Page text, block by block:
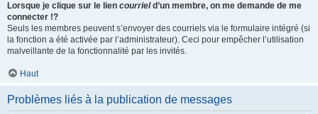
Lorsque je clique sur le lien courrield’un membre, on me demande de me
connecter !?
Seuls les membres peuvent s’envoyer des courriels via le formulaire intégré (si
la fonction a été activée par l’administrateur). Ceci pour empêcher l’utilisation
malveillante de la fonctionnalité par les invités.
Haut
Problèmes liés à la publication de messages